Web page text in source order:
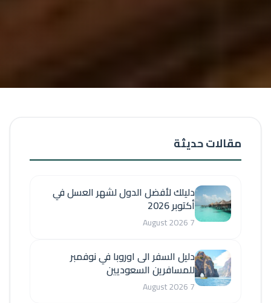
مقالات حديثة
دليلك لأفضل الدول لشهر العسل في
أكتوبر 2026
7 August 2026
دليل السفر الى اوروبا في نوفمبر
للمسافرين السعوديين
7 August 2026